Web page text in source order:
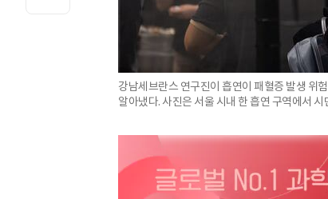
강남세브란스 연구진이 흡연이 패혈증 발생 위
알아냈다. 사진은 서울 시내 한 흡연 구역에서